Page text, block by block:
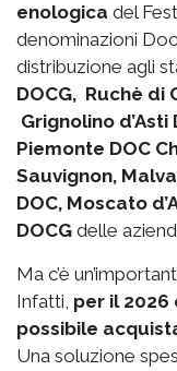
enologica del
denominazioni
distribuzione agli
DOCG, Ruchè di
Grignolino
Piemonte DOC
Sauvignon,
DOC, Moscato
DOCG delle
Ma c’è
Infatti, per il 2026
possibile
Una soluzione